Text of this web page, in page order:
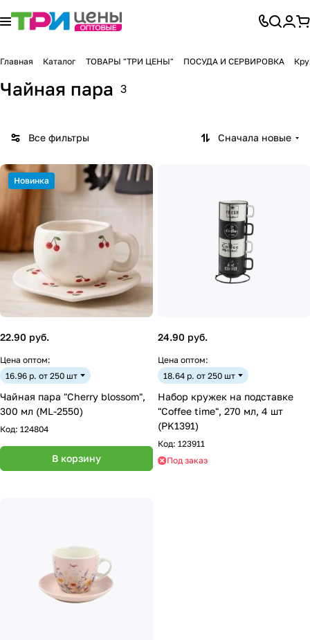
Главная Каталог ТОВАРЫ "ТРИ ЦЕНЫ" ПОСУДА И СЕРВИРОВКА
Чайная пара 3
Все фильтры Сначала новые
Новинка
22.90 руб.
Цена оптом:
16.96 р. от 250 шт
Чайная пара "Cherry blossom",
300 мл (ML-2550)
Код: 124804
В корзину
24.90 руб.
Цена оптом:
18.64 р. от 250 шт
Набор кружек на подставке
"Coffee time", 270 мл, 4 шт
(PK1391)
Код: 123911
Под заказ